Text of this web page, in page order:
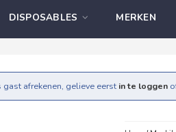
DISPOSABLES MERKEN
gast afrekenen, gelieve eerst in te loggen